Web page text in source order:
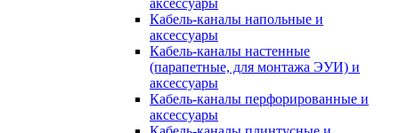
аксессуары
Кабель-каналы напольные и
аксессуары
Кабель-каналы настенные
(парапетные, для монтажа ЭУИ) и
аксессуары
Кабель-каналы перфорированные и
аксессуары